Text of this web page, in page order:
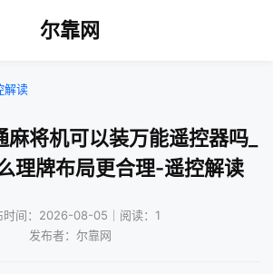
尔靠网
解读
将机可以装万能遥控器吗_
理牌布局更合理-遥控解读
时间：2026-08-05｜阅读：1
发布者：尔靠网